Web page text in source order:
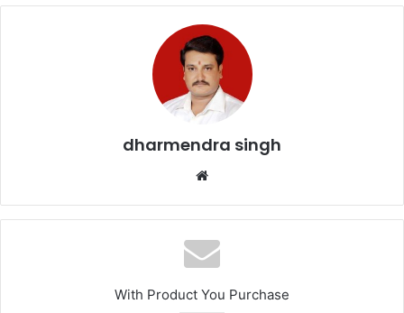
e er l
s
A
p
e
dharmendra singh
Website
With Product You Purchase